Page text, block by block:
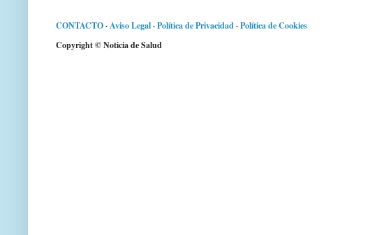
CONTACTO·Aviso Legal·Política de Privacidad·Política de Cookies
Copyright © Noticia de Salud